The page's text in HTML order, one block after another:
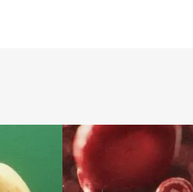
galite įsigyti ne tik patiksiančio
balinti.